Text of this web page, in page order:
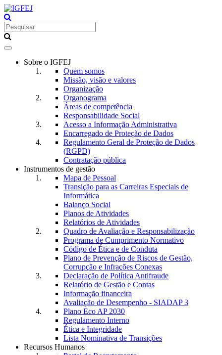
Toggle
navigationSobre o IGFEJ
Quem somos
Missão, visão e valores
Organização
Organograma
Áreas de competência
Responsabilidade Social
Acesso a Informação Administrativa
Encarregado de Proteção de Dados
Regulamento Geral de Proteção de Dados
(RGPD)
Contratação pública
Instrumentos de gestão
Mapa de Pessoal
Transição para as Carreiras Especiais de
Informática
Balanço Social
Planos de Atividades
Relatórios de Atividades
Quadro de Avaliação e Responsabilização
Programa de Cumprimento Normativo
Código de Ética e de Conduta
Plano de Prevenção de Riscos de Gestão,
Corrupção e Infrações Conexas
Declaração de Política Antifraude
Relatório de Gestão e Contas
Informação financeira
Avaliação de Desempenho - SIADAP 3
Plano Eco AP 2030
Regulamento Interno
Ética e Integridade
Lista Nominativa de Transições
Recursos Humanos